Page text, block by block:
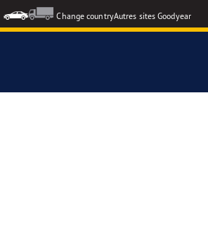
Change countryAutres sites Goodyear